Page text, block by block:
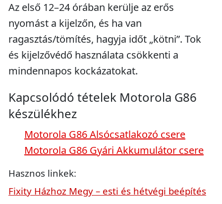
Az első 12–24 órában kerülje az erős
nyomást a kijelzőn, és ha van
ragasztás/tömítés, hagyja időt „kötni”. Tok
és kijelzővédő használata csökkenti a
mindennapos kockázatokat.
Kapcsolódó tételek Motorola G86
készülékhez
Motorola G86 Alsócsatlakozó csere
Motorola G86 Gyári Akkumulátor csere
Hasznos linkek:
Fixity Házhoz Megy – esti és hétvégi beépítés